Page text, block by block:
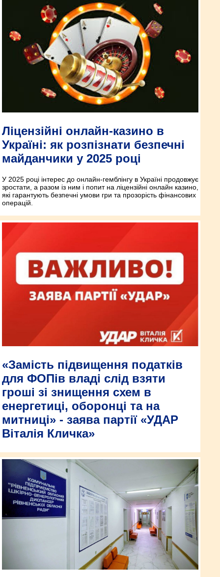
Ліцензійні онлайн-казино в
Україні: як розпізнати безпечні
майданчики у 2025 році
У 2025 році інтерес до онлайн-гемблінгу в Україні продовжує
зростати, а разом із ним і попит на ліцензійні онлайн казино,
які гарантують безпечні умови гри та прозорість фінансових
операцій.
«Замість підвищення податків
для ФОПів владі слід взяти
гроші зі знищення схем в
енергетиці, оборонці та на
митниці» - заява партії «УДАР
Віталія Кличка»